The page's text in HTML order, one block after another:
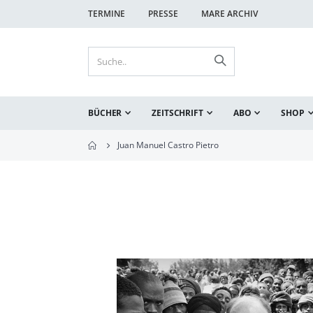
TERMINE PRESSE MARE ARCHIV
BÜCHER ZEITSCHRIFT ABO SHOP
Juan Manuel Castro Pietro